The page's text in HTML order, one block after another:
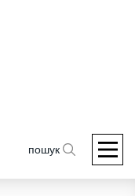
пошук